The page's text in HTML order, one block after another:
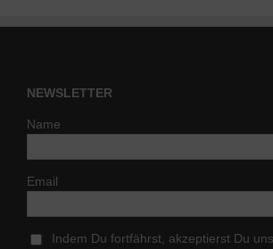
NEWSLETTER
Name
Email
Indem Du fortfährst, akzeptierst Du